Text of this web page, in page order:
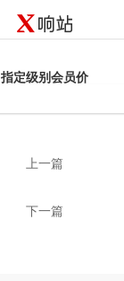
指定级别会员价
上一篇
下一篇